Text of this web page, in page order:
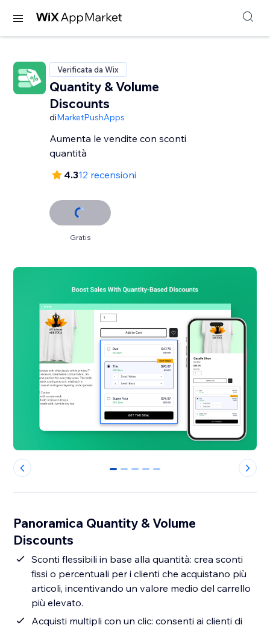
Verificata da Wix
Quantity & Volume
Discounts
diMarketPushApps
Aumenta le vendite con sconti
quantità
4.312 recensioni
Gratis
0 1 2 3 4
Panoramica Quantity & Volume
Discounts
Sconti flessibili in base alla quantità: crea sconti
fissi o percentuali per i clienti che acquistano più
articoli, incentivando un valore medio del carrello
più elevato.
Acquisti multipli con un clic: consenti ai clienti di